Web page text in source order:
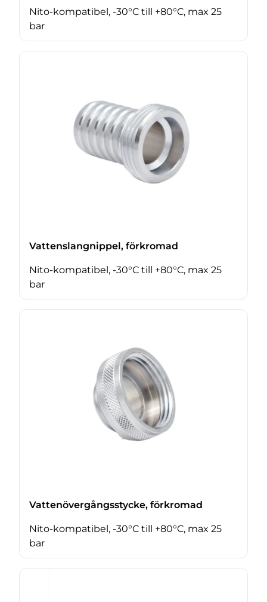
Nito-kompatibel, -30°C till +80°C, max 25
bar
Vattenslangnippel, förkromad
Nito-kompatibel, -30°C till +80°C, max 25
bar
Vattenövergångsstycke, förkromad
Nito-kompatibel, -30°C till +80°C, max 25
bar